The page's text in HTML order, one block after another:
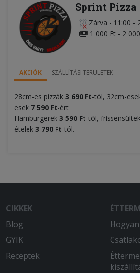
Sprint Pizza
Zárva - 11:00 -
1 000 Ft - 2
AKCIÓK SZÁLLÍTÁSI TERÜLETEK
28cm-es pizzák 3 690 Ft-tól, 32cm-
esek 7 590 Ft-ért
Hamburgerek 3 590 Ft-tól, frissensültek
ételek 3 790 Ft-tól.
CIKKEK
Blog
GYIK
Receptek